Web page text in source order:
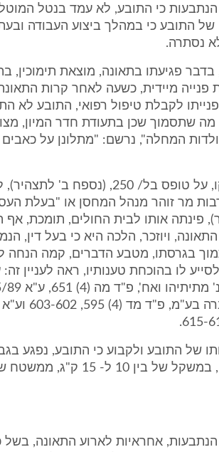
הנתבעות כי התובע, לא עמד בנטל המוטל
של התובע כי במהלך ביצוע העבודה
נסתרה.
פגיעתו בתאונה, מוצאת תימוכין,
מיידית, כשעה לאחר קרות
לקבלת טיפול רפואי, התובע לא
מה שתסמוך שכן בתעודת חדר המיון,
המחלה", נרשם: "מתלונן על
עוד יש לציין כי חתימת פלקו, על טופס בל/
מר זוהר מנהל המחסן או "בעלת
(סעיף 9 לתצהיר), פינתה אותו לבית החולים,
ויוזכר, הלכה היא כי בעל דין,
בגרסתו, מטבע הדברים, קמה הנחה
של התובע ולקבוע כי התובע, נפגע
כחמש, שש קופסאות קרטון, במשקל
הנתבעות, אחראיות לארוע התאונה,